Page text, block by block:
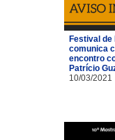
Festival de
comunica
encontro
Patrício
10/03/2021